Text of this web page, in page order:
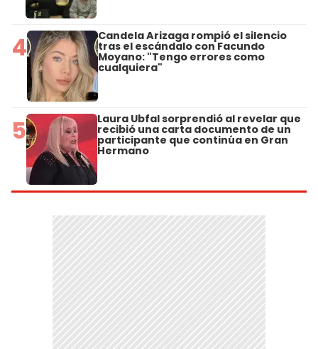
4 Candela Arizaga rompió el silencio
tras el escándalo con Facundo
Moyano: "Tengo errores como
cualquiera"
5 Laura Ubfal sorprendió al revelar que
recibió una carta documento de un
participante que continúa en Gran
Hermano